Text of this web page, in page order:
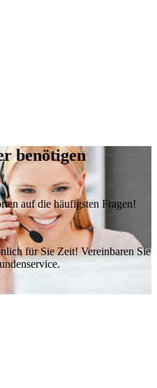
benötigen
auf die häufigsten Fragen!
für Sie Zeit! Vereinbaren Sie